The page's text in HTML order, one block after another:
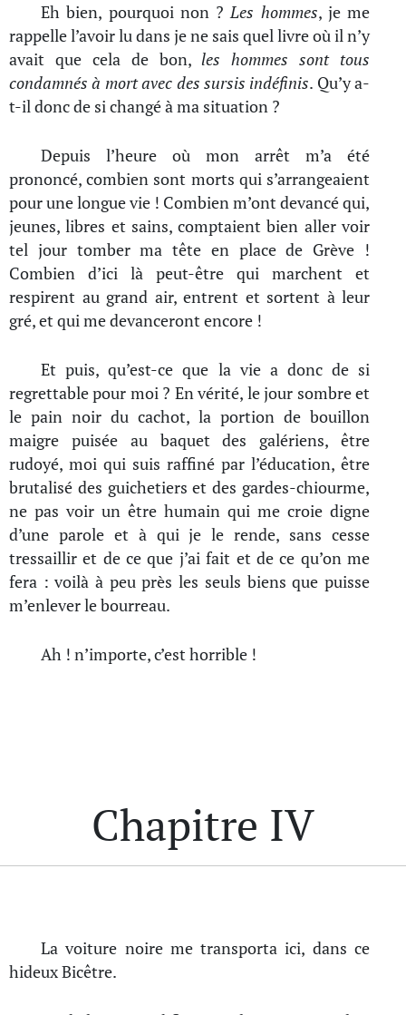
Eh bien, pourquoi non ?Les hommes, je me
rappelle l’avoir lu dans je ne sais quel livre où il n’y
avait que cela de bon,les hommes sont tous
condamnés à mort avec des sursis indéfinis. Qu’y a-
t-il donc de si changé à ma situation ?
Depuis l’heure où mon arrêt m’a été
prononcé, combien sont morts qui s’arrangeaient
pour une longue vie ! Combien m’ont devancé qui,
jeunes, libres et sains, comptaient bien aller voir
tel jour tomber ma tête en place de Grève !
Combien d’ici là peut-être qui marchent et
respirent au grand air, entrent et sortent à leur
gré, et qui me devanceront encore !
Et puis, qu’est-ce que la vie a donc de si
regrettable pour moi ? En vérité, le jour sombre et
le pain noir du cachot, la portion de bouillon
maigre puisée au baquet des galériens, être
rudoyé, moi qui suis raffiné par l’éducation, être
brutalisé des guichetiers et des gardes-chiourme,
ne pas voir un être humain qui me croie digne
d’une parole et à qui je le rende, sans cesse
tressaillir et de ce que j’ai fait et de ce qu’on me
fera : voilà à peu près les seuls biens que puisse
m’enlever le bourreau.
Ah ! n’importe, c’est horrible !
Chapitre IV
La voiture noire me transporta ici, dans ce
hideux Bicêtre.